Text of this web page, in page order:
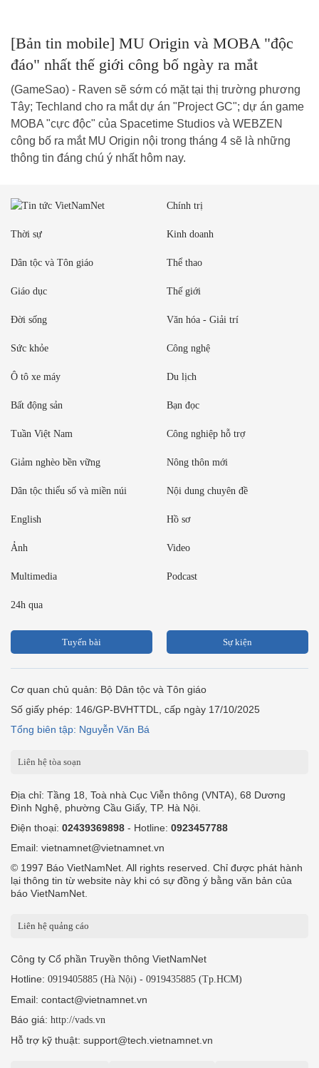
[Bản tin mobile] MU Origin và MOBA "độc
đáo" nhất thế giới công bố ngày ra mắt
(GameSao) - Raven sẽ sớm có mặt tại thị trường phương
Tây; Techland cho ra mắt dự án "Project GC"; dự án game
MOBA "cực độc" của Spacetime Studios và WEBZEN
công bố ra mắt MU Origin nội trong tháng 4 sẽ là những
thông tin đáng chú ý nhất hôm nay.
Chính trị
Thời sự Kinh doanh
Dân tộc và Tôn giáo Thể thao
Giáo dục Thế giới
Đời sống Văn hóa - Giải trí
Sức khỏe Công nghệ
Ô tô xe máy Du lịch
Bất động sản Bạn đọc
Tuần Việt Nam Công nghiệp hỗ trợ
Giảm nghèo bền vững Nông thôn mới
Dân tộc thiểu số và miền núi Nội dung chuyên đề
English Hồ sơ
Ảnh Video
Multimedia Podcast
24h qua
Tuyến bài Sự kiện
Cơ quan chủ quản: Bộ Dân tộc và Tôn giáo
Số giấy phép: 146/GP-BVHTTDL, cấp ngày 17/10/2025
Tổng biên tập: Nguyễn Văn Bá
Liên hệ tòa soạn
Địa chỉ: Tầng 18, Toà nhà Cục Viễn thông (VNTA), 68 Dương
Đình Nghệ, phường Cầu Giấy, TP. Hà Nội.
Điện thoại: 02439369898 - Hotline: 0923457788
Email: vietnamnet@vietnamnet.vn
© 1997 Báo VietNamNet. All rights reserved. Chỉ được phát hành
lại thông tin từ website này khi có sự đồng ý bằng văn bản của
báo VietNamNet.
Liên hệ quảng cáo
Công ty Cổ phần Truyền thông VietNamNet
Hotline: 0919405885 (Hà Nội) - 0919435885 (Tp.HCM)
Email: contact@vietnamnet.vn
Báo giá: http://vads.vn
Hỗ trợ kỹ thuật: support@tech.vietnamnet.vn